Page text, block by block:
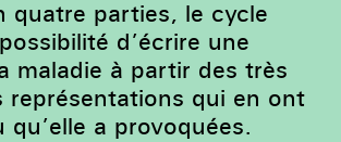
quatre parties, le cycle
d’écrire une
maladie à partir des très
représentations qui en ont
a provoquées.